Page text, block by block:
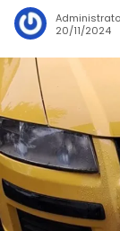
20/11/2024